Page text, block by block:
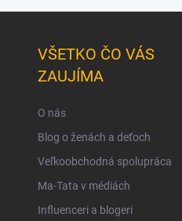
VŠETKO ČO VÁS
ZAUJÍMA
O nás
Blog o ženách a deťoch
Veľkoobchodná spolupráca
Ma-Tata v médiách
Influenceri a blogeri